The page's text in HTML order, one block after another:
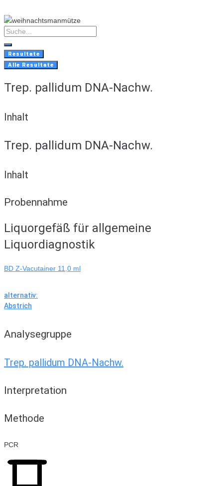
to
content
Search
...
Resultate
Alle Resultate
Trep. pallidum DNA-Nachw.
Inhalt
Trep. pallidum DNA-Nachw.
Inhalt
Probennahme
Liquorgefäß für allgemeine
Liquordiagnostik
BD Z-Vacutainer 11,0 ml
alternativ:
Abstrich
Analysegruppe
Trep. pallidum DNA-Nachw.
Interpretation
Methode
PCR